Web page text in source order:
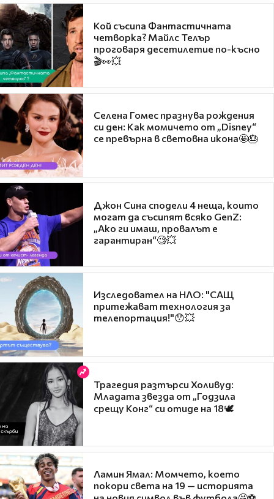
Кой съсипа Фантастичната
четворка? Майлс Телър
проговаря десетилетие по-късно
🎬👀💥
Селена Гомес празнува рождения
си ден: Как момичето от „Disney“
се превърна в световна икона🤩🎂
Джон Сина сподели 4 неща, които
могат да съсипят всяко GenZ:
„Ако ги имаш, провалът е
гарантиран“🧐💥
Изследовател на НЛО: "САЩ
притежават технология за
телепортация!"😯💥
Трагедия разтърси Холивуд:
Младата звезда от „Годзила
срещу Конг“ си отиде на 18🕊️
Ламин Ямал: Момчето, което
покори света на 19 — историята